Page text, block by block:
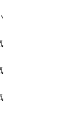
い
気
気
気